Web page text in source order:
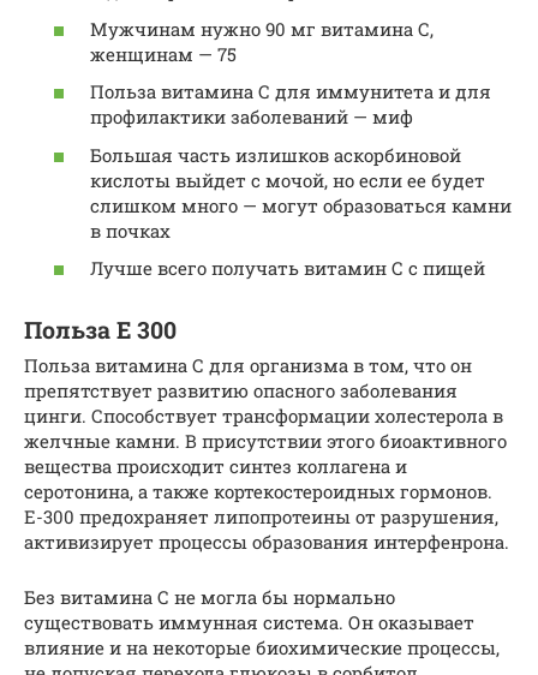
Мужчинам нужно 90 мг витамина С,
женщинам — 75
Польза витамина С для иммунитета и для
профилактики заболеваний — миф
Большая часть излишков аскорбиновой
кислоты выйдет с мочой, но если ее будет
слишком много — могут образоваться камни
в почках
Лучше всего получать витамин С с пищей
Польза Е 300
Польза витамина С для организма в том, что он
препятствует развитию опасного заболевания
цинги. Способствует трансформации холестерола в
желчные камни. В присутствии этого биоактивного
вещества происходит синтез коллагена и
серотонина, а также кортекостероидных гормонов.
Е-300 предохраняет липопротеины от разрушения,
активизирует процессы образования интерфенрона.
Без витамина С не могла бы нормально
существовать иммунная система. Он оказывает
влияние и на некоторые биохимические процессы,